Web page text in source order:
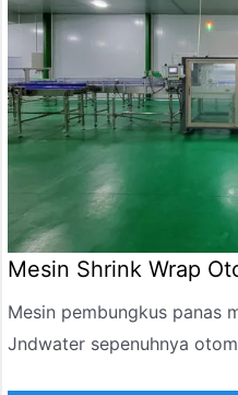
pembentukan. Produk
dengan penampilan yang
biaya pengemasan.
Mesin pembungkus
pengemasan air mineral,
obat infus, menampilkan
yang ketat dan terpesan.
mesin pendorong ketika
Mesin Shrink Wrap
Mesin pembungkus panas
Jndwater sepenuhnya